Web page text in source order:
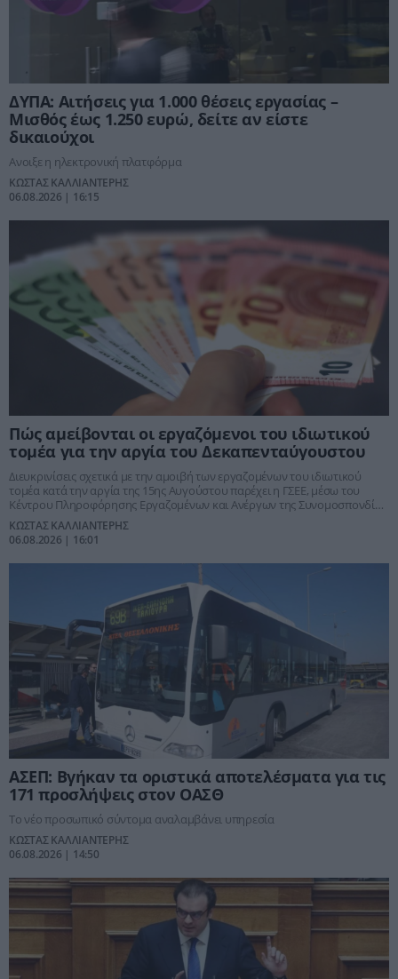
ΔΥΠΑ: Αιτήσεις για 1.000 θέσεις εργασίας –
Μισθός έως 1.250 ευρώ, δείτε αν είστε
δικαιούχοι
Ανοιξε η ηλεκτρονική πλατφόρμα
ΚΩΣΤΑΣ ΚΑΛΛΙΑΝΤΕΡΗΣ
06.08.2026 | 16:15
Πώς αμείβονται οι εργαζόμενοι του ιδιωτικού
τομέα για την αργία του Δεκαπενταύγουστου
Διευκρινίσεις σχετικά με την αμοιβή των εργαζομένων του ιδιωτικού
τομέα κατά την αργία της 15ης Αυγούστου παρέχει η ΓΣΕΕ, μέσω του
Κέντρου Πληροφόρησης Εργαζομένων και Ανέργων της Συνομοσπονδίας
(ΚΕΠΕΑ/ΓΣΕΕ)
ΚΩΣΤΑΣ ΚΑΛΛΙΑΝΤΕΡΗΣ
06.08.2026 | 16:01
ΑΣΕΠ: Βγήκαν τα οριστικά αποτελέσματα για τις
171 προσλήψεις στον ΟΑΣΘ
Το νέο προσωπικό σύντομα αναλαμβάνει υπηρεσία
ΚΩΣΤΑΣ ΚΑΛΛΙΑΝΤΕΡΗΣ
06.08.2026 | 14:50